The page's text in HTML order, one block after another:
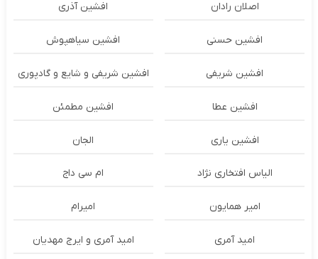
اصلان رادان افشین آذری
افشین حسنی افشین سیاهپوش
افشین شریفی افشین شریفی و شایع و گادپوری
افشین عطا افشین مطمئن
افشین یاری الجان
الیاس افتخاری نژاد ام سی داج
امير همايون اميرام
امید آمری امید آمری و ایرج مهدیان